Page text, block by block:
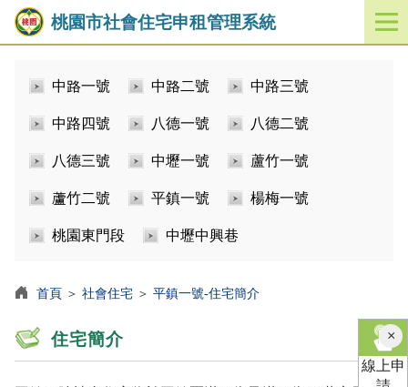
桃園市社會住宅申租管理系統
開
啟
中路一號 中路二號 中路三號
中路四號 八德一號 八德二號
八德三號 中壢一號 蘆竹一號
蘆竹二號 平鎮一號 楊梅一號
桃園東門段 中壢中興巷
首頁 ＞ 社會住宅 ＞ 平鎮一號-住宅簡介
住宅簡介 ×關
閉
線上申